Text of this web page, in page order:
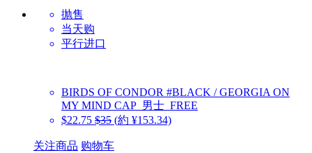
抛售
当天购
平行进口
BIRDS OF CONDOR #BLACK / GEORGIA ON
MY MIND CAP_男士_FREE
$22.75 $35 (約 ¥153.34)
关注商品 购物车